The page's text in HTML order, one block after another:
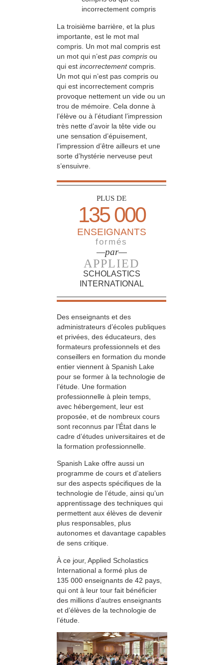
incorrectement compris
La troisième barrière, et la plus
importante, est le mot mal
compris. Un mot mal compris est
un mot qui n’est pas compris ou
qui est incorrectementcompris.
Un mot qui n’est pas compris ou
qui est incorrectement compris
provoque nettement un vide ou un
trou de mémoire. Cela donne à
l’élève ou à l’étudiant l’impression
très nette d’avoir la tête vide ou
une sensation d’épuisement,
l’impression d’être ailleurs et une
sorte d’hystérie nerveuse peut
s’ensuivre.
PLUS DE
135 000
ENSEIGNANTS
formés
—par—
APPLIED
SCHOLASTICS
INTERNATIONAL
Des enseignants et des
administrateurs d’écoles publiques
et privées, des éducateurs, des
formateurs professionnels et des
conseillers en formation du monde
entier viennent à Spanish Lake
pour se former à la technologie de
l’étude. Une formation
professionnelle à plein temps,
avec hébergement, leur est
proposée, et de nombreux cours
sont reconnus par l’État dans le
cadre d’études universitaires et de
la formation professionnelle.
Spanish Lake offre aussi un
programme de cours et d’ateliers
sur des aspects spécifiques de la
technologie de l’étude, ainsi qu’un
apprentissage des techniques qui
permettent aux élèves de devenir
plus responsables, plus
autonomes et davantage capables
de sens critique.
À ce jour, Applied Scholastics
International a formé plus de
135 000 enseignants de 42 pays,
qui ont à leur tour fait bénéficier
des millions d’autres enseignants
et d’élèves de la technologie de
l’étude.